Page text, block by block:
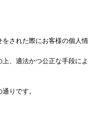
された際にお客様の個人情
、適法かつ公正な手段によ
りです。